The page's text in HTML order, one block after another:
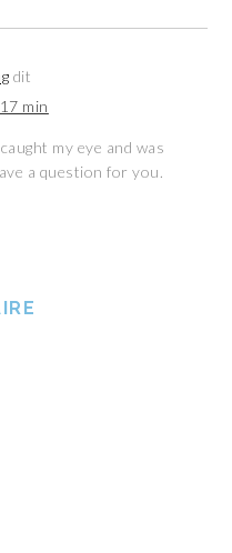
dit
min
my eye and was
a question for you.